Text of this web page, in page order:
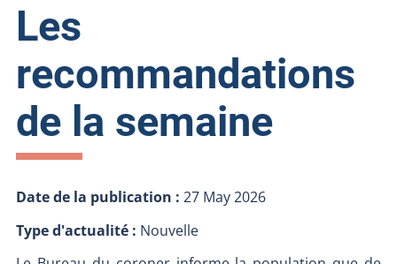
Les
recommandations
de la semaine
Date de la publication : 27 May 2026
Type d'actualité : Nouvelle